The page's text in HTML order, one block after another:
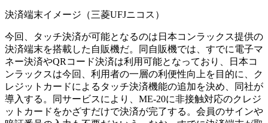
決済端末イメージ（三菱UFJニコス）
今回、タッチ決済が可能となるのは日本コンラックス提供の
決済端末を搭載した自販機だ。同自販機では、すでに電子マ
ネー決済やQRコード決済は利用可能となっており、日本コ
ンラックスは今回、利用者の一層の利便性向上を目的に、ク
レジットカードによるタッチ決済機能の追加を決め、同社が
導入する。同サービスにより、ME-20に非接触対応のクレジ
ットカードをかざすだけで決済が完了する。会員のサインや